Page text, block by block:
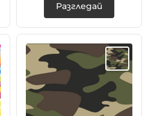
Разгледай